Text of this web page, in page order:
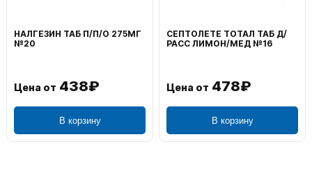
НАЛГЕЗИН ТАБ П/П/О 275МГ
№20
Цена от 438₽
В корзину
СЕПТОЛЕТЕ ТОТАЛ ТАБ Д/
РАСС ЛИМОН/МЕД №16
Цена от 478₽
В корзину